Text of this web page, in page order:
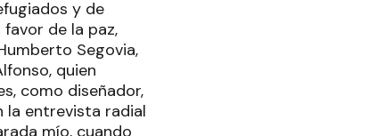
y de
de la paz,
Segovia,
quien
como diseñador,
entrevista radial
mío, cuando